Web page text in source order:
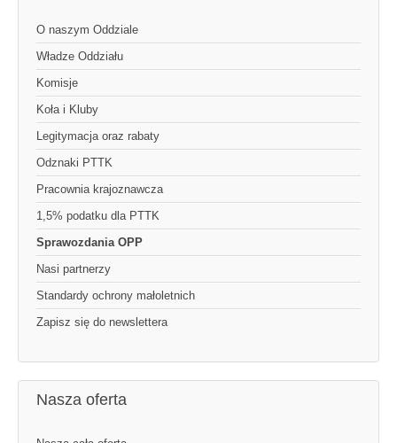
O naszym Oddziale
Władze Oddziału
Komisje
Koła i Kluby
Legitymacja oraz rabaty
Odznaki PTTK
Pracownia krajoznawcza
1,5% podatku dla PTTK
Sprawozdania OPP
Nasi partnerzy
Standardy ochrony małoletnich
Zapisz się do newslettera
Nasza oferta